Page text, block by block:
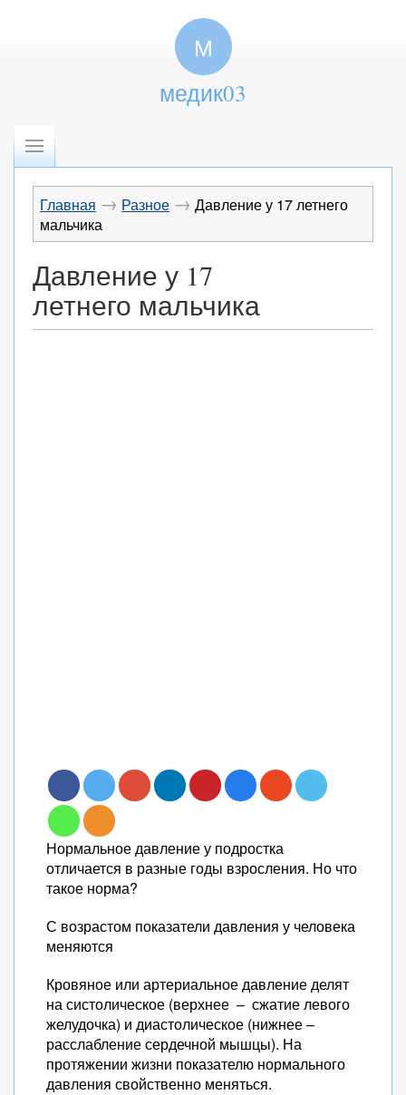
М
медик03
Главная → Разное → Давление у 17 летнего
мальчика
Давление у 17
летнего мальчика
Нормальное давление у подростка
отличается в разные годы взросления. Но что
такое норма?
С возрастом показатели давления у человека
меняются
Кровяное или артериальное давление делят
на систолическое (верхнее – сжатие левого
желудочка) и диастолическое (нижнее –
расслабление сердечной мышцы). На
протяжении жизни показателю нормального
давления свойственно меняться.